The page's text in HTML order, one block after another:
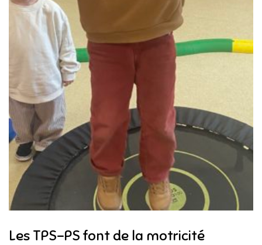
Les TPS-PS font de la motricité